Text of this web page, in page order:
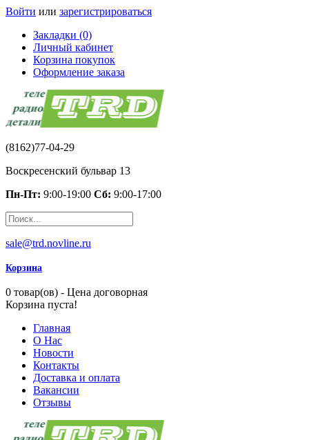
Войти или зарегистрироваться
Закладки (0)
Личный кабинет
Корзина покупок
Оформление заказа
(8162)77-04-29
Воскресенский бульвар 13
Пн-Пт: 9:00-19:00 Сб: 9:00-17:00
sale@trd.novline.ru
Корзина
0 товар(ов) - Цена договорная
Корзина пуста!
Главная
О Нас
Новости
Контакты
Доставка и оплата
Вакансии
Отзывы